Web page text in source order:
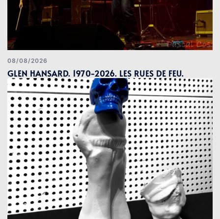
08/08/2026
GLEN HANSARD. 1970-2026. LES RUES DE FEU.